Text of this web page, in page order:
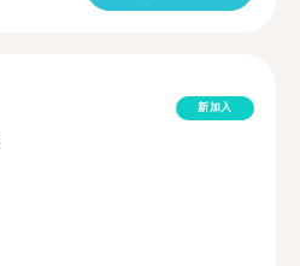
新加入